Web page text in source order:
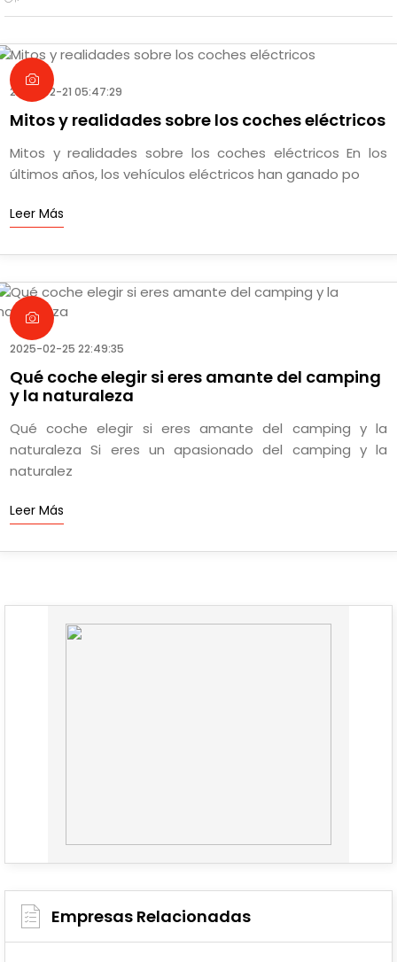
2025-02-21 05:47:29
Mitos y realidades sobre los coches eléctricos
Mitos y realidades sobre los coches eléctricos En los
últimos años, los vehículos eléctricos han ganado po
Leer Más
2025-02-25 22:49:35
Qué coche elegir si eres amante del camping
y la naturaleza
Qué coche elegir si eres amante del camping y la
naturaleza Si eres un apasionado del camping y la
naturalez
Leer Más
Empresas Relacionadas